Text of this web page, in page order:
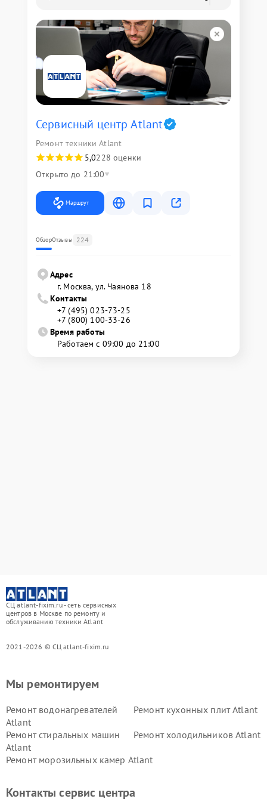
Сервисный центр Atlant
Ремонт техники Atlant
5,0228 оценки
Открыто до 21:00
Маршрут
ОбзорОтзывы 224
Адрес
г. Москва, ул. Чаянова 18
Контакты
+7 (495) 023-73-25
+7 (800) 100-33-26
Время работы
Работаем с 09:00 до 21:00
СЦ atlant-fixim.ru - сеть сервисных
центров в Москве по ремонту и
обслуживанию техники Atlant
2021-2026 © СЦ atlant-fixim.ru
Мы ремонтируем
Ремонт водонагревателей
Atlant
Ремонт кухонных плит Atlant
Ремонт стиральных машин
Atlant
Ремонт холодильников Atlant
Ремонт морозильных камер Atlant
Контакты сервис центра